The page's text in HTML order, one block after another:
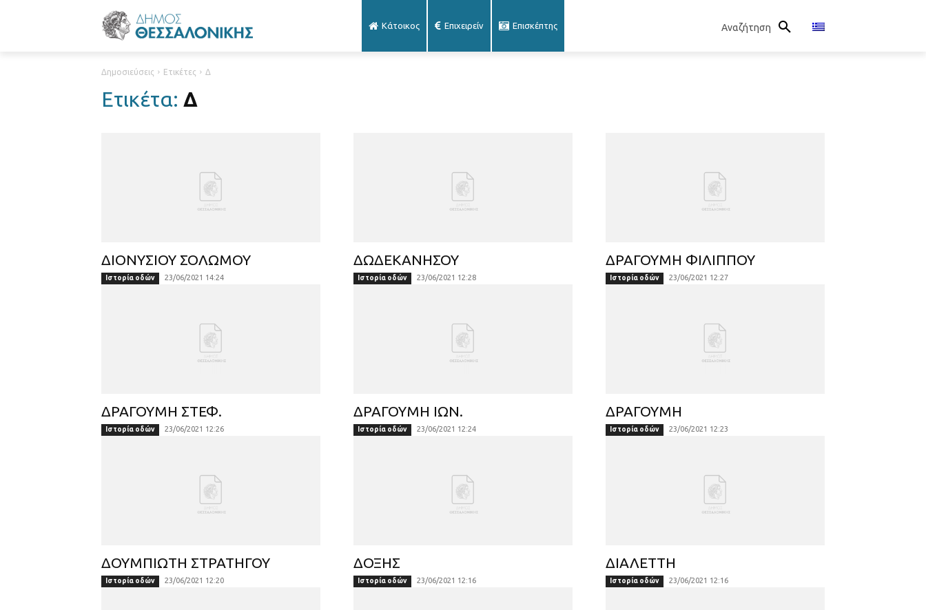
Κάτοικος Επιχειρείν Επισκέπτης Αναζήτηση
Δημοσιεύσεις Ετικέτες Δ
Ετικέτα: Δ
ΔΙΟΝΥΣΙΟΥ ΣΟΛΩΜΟΥ
Ιστορία οδών 23/06/2021 14:24
ΔΩΔΕΚΑΝΗΣΟΥ
Ιστορία οδών 23/06/2021 12:28
ΔΡΑΓΟΥΜΗ ΦΙΛΙΠΠΟΥ
Ιστορία οδών 23/06/2021 12:27
ΔΡΑΓΟΥΜΗ ΣΤΕΦ.
Ιστορία οδών 23/06/2021 12:26
ΔΡΑΓΟΥΜΗ ΙΩΝ.
Ιστορία οδών 23/06/2021 12:24
ΔΡΑΓΟΥΜΗ
Ιστορία οδών 23/06/2021 12:23
ΔΟΥΜΠΙΩΤH ΣΤΡΑΤΗΓΟΥ
Ιστορία οδών 23/06/2021 12:20
ΔΟΞΗΣ
Ιστορία οδών 23/06/2021 12:16
ΔΙΑΛΕTΤΗ
Ιστορία οδών 23/06/2021 12:16